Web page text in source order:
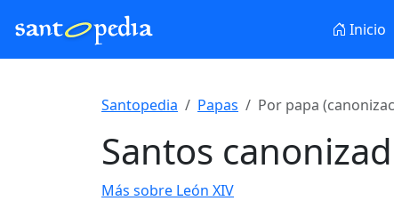
Inicio
Santopedia Papas Por papa
Santos
Más sobre León XIV